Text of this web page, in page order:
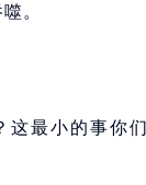
。
这最小的事你